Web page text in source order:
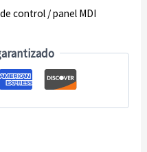
control / panel MDI